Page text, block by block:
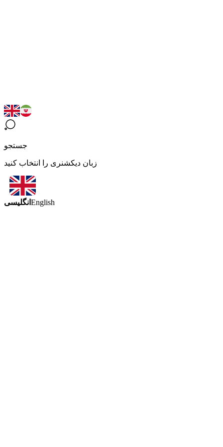
جستجو
زبان دیکشنری را انتخاب کنید
انگلیسی English